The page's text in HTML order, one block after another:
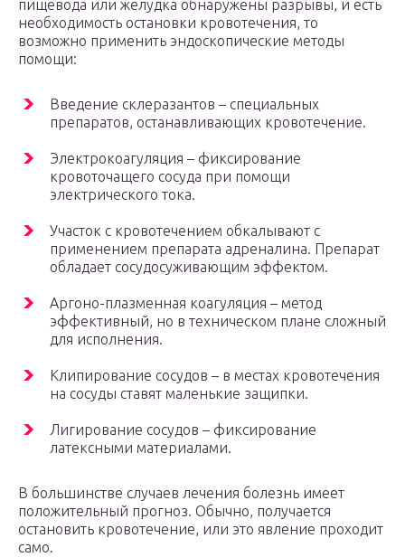
пищевода или желудка обнаружены разрывы, и есть
необходимость остановки кровотечения, то
возможно применить эндоскопические методы
помощи:
Введение склеразантов – специальных
препаратов, останавливающих кровотечение.
Электрокоагуляция – фиксирование
кровоточащего сосуда при помощи
электрического тока.
Участок с кровотечением обкалывают с
применением препарата адреналина. Препарат
обладает сосудосуживающим эффектом.
Аргоно-плазменная коагуляция – метод
эффективный, но в техническом плане сложный
для исполнения.
Клипирование сосудов – в местах кровотечения
на сосуды ставят маленькие защипки.
Лигирование сосудов – фиксирование
латексными материалами.
В большинстве случаев лечения болезнь имеет
положительный прогноз. Обычно, получается
остановить кровотечение, или это явление проходит
само.